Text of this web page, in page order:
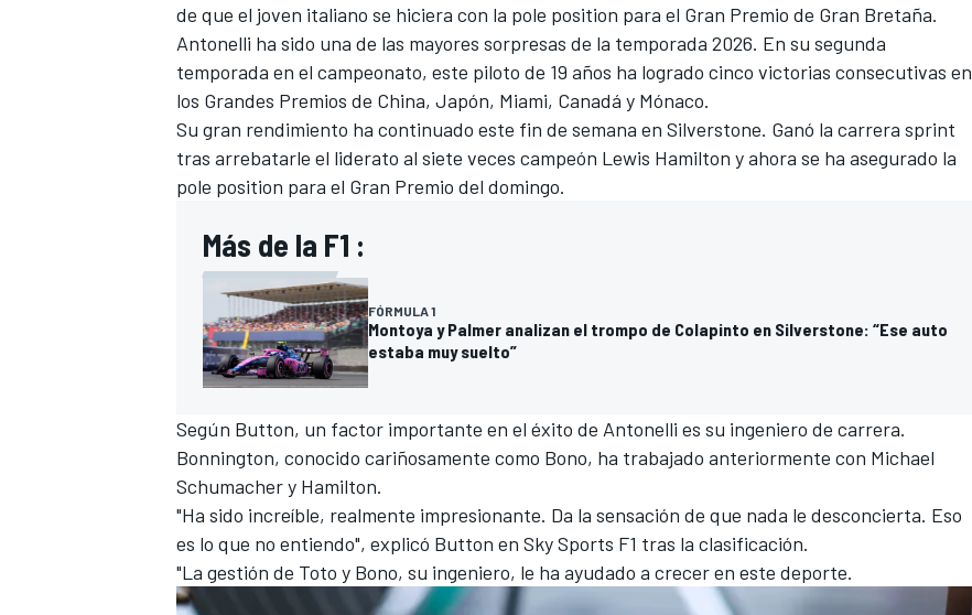
de que el joven italiano se hiciera con la pole position para el Gran Premio de Gran Bretaña.
Antonelli ha sido una de las mayores sorpresas de la temporada 2026. En su segunda
temporada en el campeonato, este piloto de 19 años ha logrado cinco victorias consecutivas en
los Grandes Premios de China, Japón, Miami, Canadá y Mónaco.
Su gran rendimiento ha continuado este fin de semana en Silverstone. Ganó la carrera sprint
tras arrebatarle el liderato al siete veces campeón Lewis Hamilton y ahora se ha asegurado la
pole position para el Gran Premio del domingo.
Más de la F1 :
FÓRMULA 1
Montoya y Palmer analizan el trompo de Colapinto en Silverstone: “Ese auto
estaba muy suelto”
Según Button, un factor importante en el éxito de Antonelli es su ingeniero de carrera.
Bonnington, conocido cariñosamente como Bono, ha trabajado anteriormente con Michael
Schumachery Hamilton.
"Ha sido increíble, realmente impresionante. Da la sensación de que nada le desconcierta. Eso
es lo que no entiendo", explicó Button en Sky Sports F1 tras la clasificación.
"La gestión de Toto y Bono, su ingeniero, le ha ayudado a crecer en este deporte.